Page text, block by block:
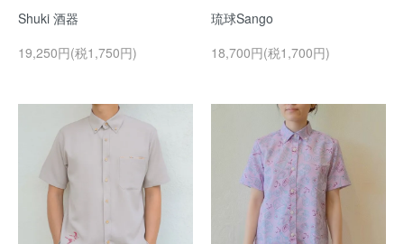
Shuki 酒器
19,250円(税1,750円)
琉球Sango
18,700円(税1,700円)